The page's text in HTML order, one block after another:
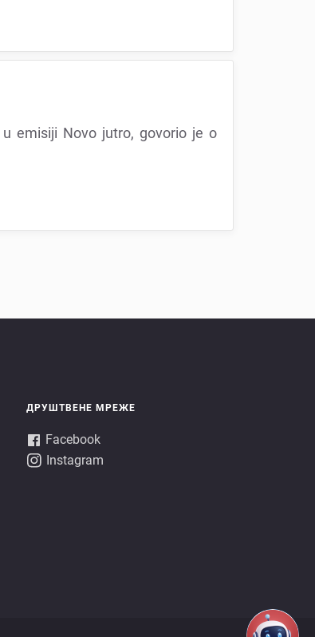
еmisiji Novo jutro, govorio jе o
ДРУШТВЕНЕ МРЕЖЕ
Facebook
Instagram